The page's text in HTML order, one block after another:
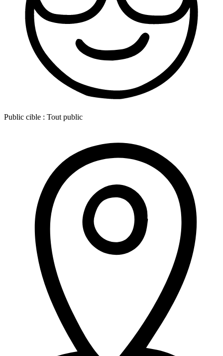
Public cible : Tout public